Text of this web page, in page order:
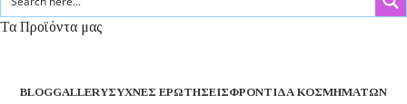
Τα Προϊόντα μας
BLOGGALLERYΣΥΧΝΈΣ ΕΡΩΤΉΣΕΙΣΦΡΟΝΤΊΔΑ ΚΟΣΜΗΜΆΤΩΝ